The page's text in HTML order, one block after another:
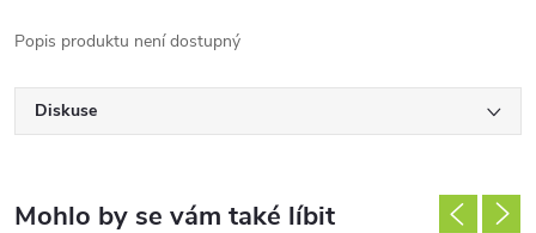
Popis produktu není dostupný
Diskuse